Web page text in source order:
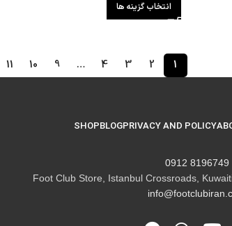
انتخاب گزینه ها
1
2
3
4
…
9
10
11
PRIVACY AND POLICY
BLOG
SHOP
8196749 0912
Foot Club Store, Istanbul Crossroads,